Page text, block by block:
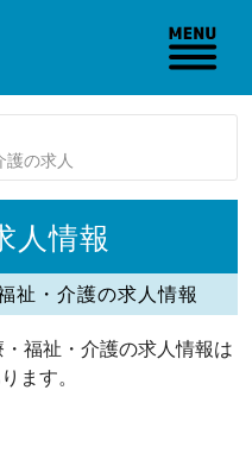
護の求人
人情報
祉・介護の求人情報
福祉・介護の求人情報は
ます。